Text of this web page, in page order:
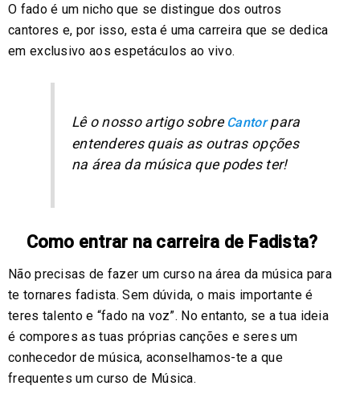
O fado é um nicho que se distingue dos outros
cantores e, por isso, esta é uma carreira que se dedica
em exclusivo aos espetáculos ao vivo.
Lê o nosso artigo sobreCantorpara
entenderes quais as outras opções
na área da música que podes ter!
Como entrar na carreira de Fadista?
Não precisas de fazer um curso na área da música para
te tornares fadista. Sem dúvida, o mais importante é
teres talento e “fado na voz”. No entanto, se a tua ideia
é compores as tuas próprias canções e seres um
conhecedor de música, aconselhamos-te a que
frequentes um curso de Música.